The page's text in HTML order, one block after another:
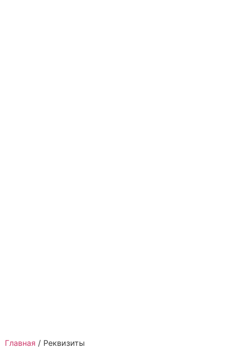
Главная / Реквизиты